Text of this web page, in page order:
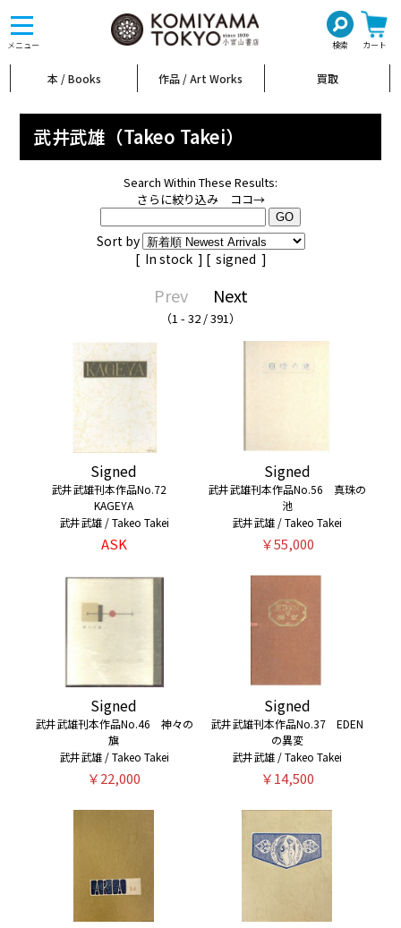
メニュー 検索 カート
toggle
navigation
本 / Books 作品 / Art Works 買取
武井武雄（Takeo Takei）
Search Within These Results:
さらに絞り込み ココ→
Sort by
[ In stock ] [ signed ]
Prev Next
（1 - 32 / 391）
Signed
武井武雄刊本作品No.72
KAGEYA
武井武雄 / Takeo Takei
ASK
Signed
武井武雄刊本作品No.56 真珠の
池
武井武雄 / Takeo Takei
￥55,000
Signed
武井武雄刊本作品No.46 神々の
旗
武井武雄 / Takeo Takei
￥22,000
Signed
武井武雄刊本作品No.37 EDEN
の異変
武井武雄 / Takeo Takei
￥14,500